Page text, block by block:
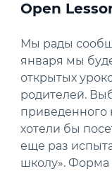
Open
Мы рады
января мы
открытых
родителей.
приведенного
хотели бы
еще раз
школу». Форма